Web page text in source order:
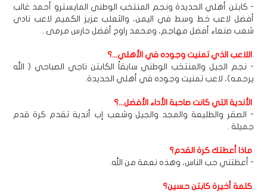
- كابتن أهلي الحديدة ونجم المنتخب الوطني المايسترو أحمد غالب
أفضل لاعب خط وسط في اليمن، والثعلب عزيز الكميم لاعب نادي
شعب صنعاء أفضل مهاجم، ومحمد راوح أفضل حارس مرمى .
اللاعب الذي تمنيت وجوده في الأهلي...؟
- نجم الجيل والمنتخب الوطني سابقاً الكابتن ناجي الصباحي ( الله
يرحمه)، لاعب تمنيت وجوده في أهلي الحديدة.
الأندية التي كانت صاحبة الأداء الأفضل...؟
- الصقر والطليعة والمجد والجيل وشعب إب أندية تقدم كرة قدم
جميلة .
ماذا أعطتك كرة القدم؟
- أعطتني حب الناس، وهذه نعمة من الله.
كلمة أخيرة كابتن حسين؟